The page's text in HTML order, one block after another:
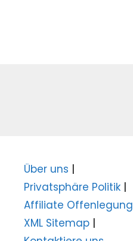
Über uns |
Privatsphäre Politik |
Affiliate Offenlegung
XML Sitemap |